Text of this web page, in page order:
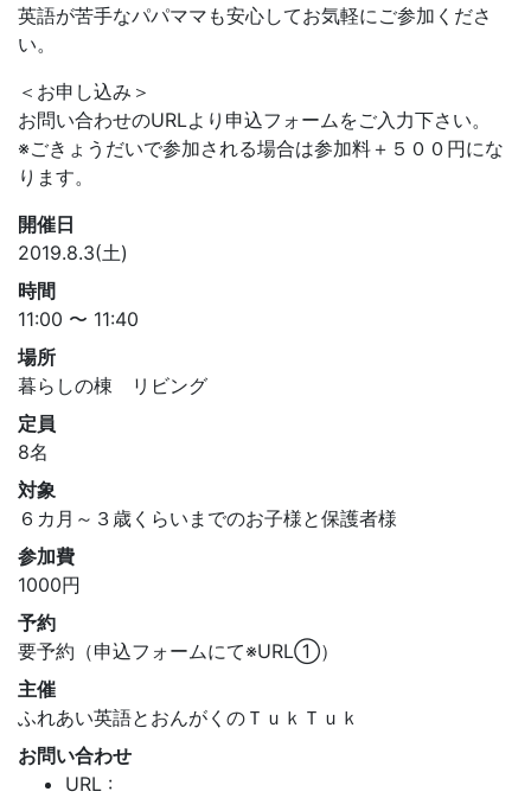
英語が苦手なパパママも安心してお気軽にご参加くださ
い。
＜お申し込み＞
お問い合わせのURLより申込フォームをご入力下さい。
※ごきょうだいで参加される場合は参加料＋５００円にな
ります。
開催日
2019.8.3(土)
時間
11:00 〜 11:40
場所
暮らしの棟 リビング
定員
8名
対象
６カ月～３歳くらいまでのお子様と保護者様
参加費
1000円
予約
要予約（申込フォームにて※URL①）
主催
ふれあい英語とおんがくのＴｕｋＴｕｋ
お問い合わせ
URL :